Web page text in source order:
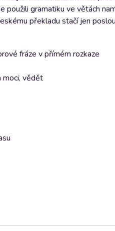
gramatiku ve větách
překladu stačí jen
fráze v přímém rozkaze
moci, vědět